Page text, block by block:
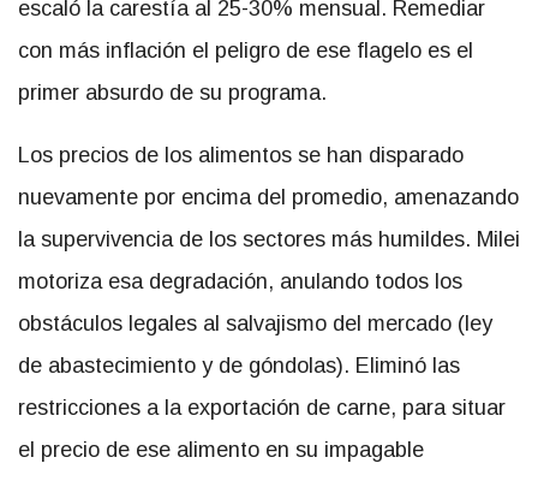
escaló la carestía al 25-30% mensual. Remediar
con más inflación el peligro de ese flagelo es el
primer absurdo de su programa.
Los precios de los alimentos se han disparado
nuevamente por encima del promedio, amenazando
la supervivencia de los sectores más humildes. Milei
motoriza esa degradación, anulando todos los
obstáculos legales al salvajismo del mercado (ley
de abastecimiento y de góndolas). Eliminó las
restricciones a la exportación de carne, para situar
el precio de ese alimento en su impagable